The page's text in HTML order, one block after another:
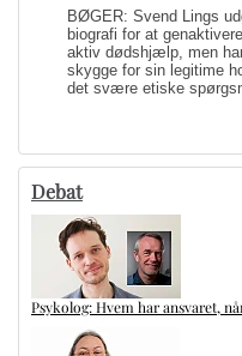
BØGER: Svend Lings
biografi for at
aktiv dødshjælp, men
skygge for sin legitime
det svære etiske
Debat
Psykolog: Hvem har ansvaret,